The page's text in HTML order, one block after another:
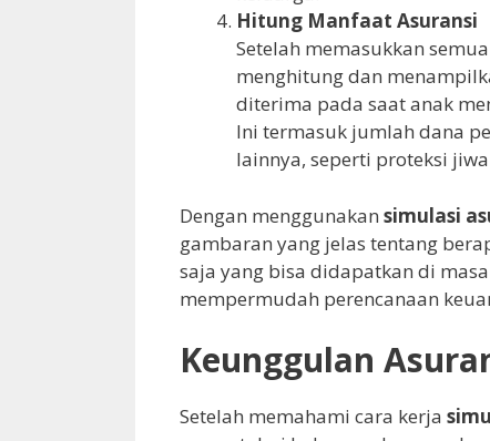
Hitung Manfaat Asuransi
Setelah memasukkan
menghitung dan
diterima pada saat anak
Ini termasuk jumlah dana
lainnya, seperti proteksi
Dengan menggunakan simulasi
gambaran yang jelas tentang
saja yang bisa didapatkan di
mempermudah perencanaan
Keunggulan
Setelah memahami cara kerja